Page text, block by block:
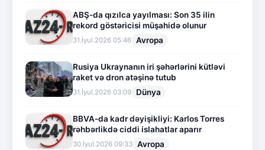
ABŞ-da qızılca yayılması: Son 35 ilin
rekord göstəricisi müşahidə olunur
31.İyul.2026 05:46 Avropa
Rusiya Ukraynanın iri şəhərlərini kütləvi
raket və dron atəşinə tutub
31.İyul.2026 03:09 Dünya
BBVA-da kadr dəyişikliyi: Karlos Torres
rəhbərlikdə ciddi islahatlar aparır
30.İyul.2026 09:33 Avropa